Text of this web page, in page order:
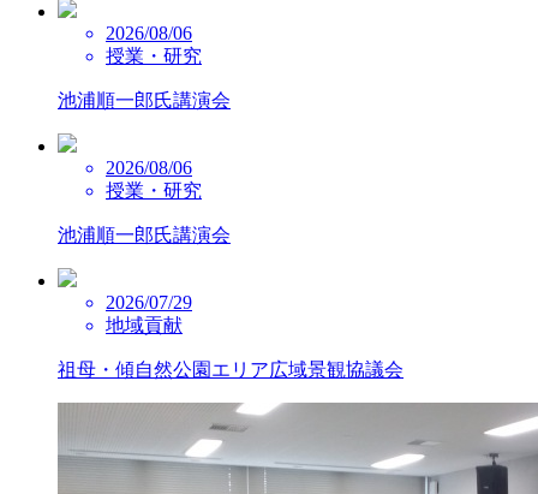
2026/08/06
授業・研究
池浦順一郎氏講演会
2026/08/06
授業・研究
池浦順一郎氏講演会
2026/07/29
地域貢献
祖母・傾自然公園エリア広域景観協議会